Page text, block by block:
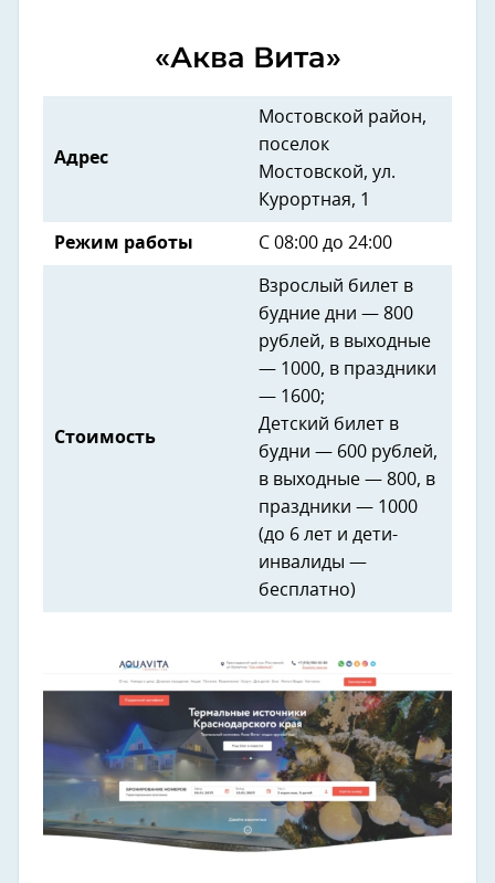
«Аква Вита»
Адрес
Мостовской район,
поселок
Мостовской, ул.
Курортная, 1
Режим работы С 08:00 до 24:00
Стоимость
Взрослый билет в
будние дни — 800
рублей, в выходные
— 1000, в праздники
— 1600;
Детский билет в
будни — 600 рублей,
в выходные — 800, в
праздники — 1000
(до 6 лет и дети-
инвалиды —
бесплатно)